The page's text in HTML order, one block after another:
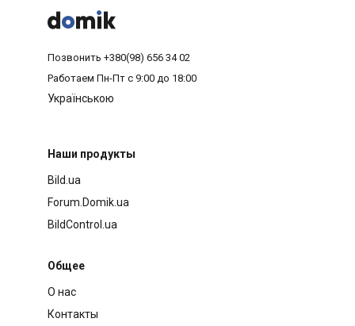



Позвонить +380(98) 656 34 02
Работаем Пн-Пт с 9:00 до 18:00
Українською
Наши продукты
Bild.ua
Forum.Domik.ua
BildControl.ua
Общее
О нас
Контакты